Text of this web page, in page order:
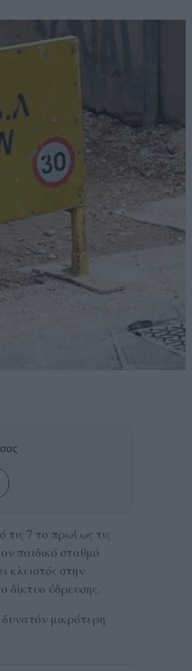
τις 7 το πρωί ως τις
παιδικό σταθμό
κλειστός στην
δίκτυο ύδρευσης.
μικρότερη